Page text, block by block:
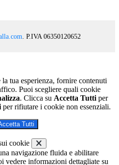
. P.IVA 06350120652
tua esperienza, fornire contenuti
Puoi scegliere quali cookie
. Clicca su Accetta Tutti per
per rifiutare i cookie non essenziali.
Tutti
cookie
navigazione fluida e abilitare
vedere informazioni dettagliate su